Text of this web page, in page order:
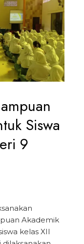
Siswa
9
Akademik
kelas XII